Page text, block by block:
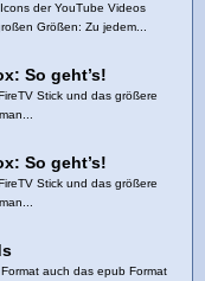
der YouTube Videos
Größen: Zu jedem...
So geht’s!
Stick und das größere
So geht’s!
Stick und das größere
auch das epub Format